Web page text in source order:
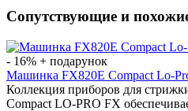
Сопутствующие и
- 16% + подарунок
Машинка FX820E Compact Lo-
Коллекция приборов для
Compact LO-PRO FX